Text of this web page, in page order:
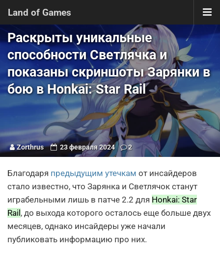
Land of Games
Раскрыты уникальные
способности Светлячка и
показаны скриншоты Зарянки в
бою в Honkai: Star Rail
Zorthrus 23 февраля 2024 2
Благодаря предыдущим утечкам от инсайдеров
стало известно, что Зарянка и Светлячок станут
играбельными лишь в патче 2.2 для Honkai: Star
Rail , до выхода которого осталось еще больше двух
месяцев, однако инсайдеры уже начали
публиковать информацию про них.